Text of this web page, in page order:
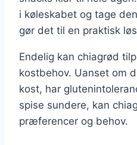
i køleskabet og tage
gør det til en praktisk
Endelig kan chiagrød
kostbehov. Uanset om
kost, har
spise sundere, kan
præferencer og behov.